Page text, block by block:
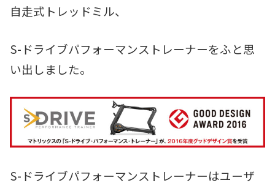
自走式トレッドミル、
S-ドライブパフォーマンストレーナーをふと思
い出しました。
S-ドライブパフォーマンストレーナーはユーザ